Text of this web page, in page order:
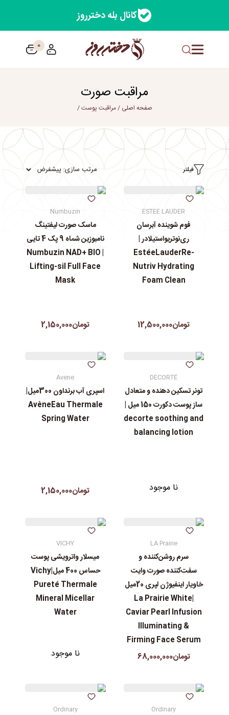
کانال بله دخترروز
0
مراقبت صورت
صفحه اصلی /مراقبت پوست/
فیلتر
ESTEE LAUDER
فوم شوینده آبرسان
ری‌نوتریواستیلادر |
EstéeLauderRe-
Nutriv Hydrating
Foam Clean
تومان12,500,000
Numbuzin
ماسک صورت لیفتینگ
نامبوزین شماه 9 پک 4 تایی
| Numbuzin NAD+ BIO
Lifting-sil Full Face
Mask
تومان2,150,000
DECORTÉ
تونر تسکین دهنده و متعادل
ساز پوست دکورت 150 میل |
decorte soothing and
balancing lotion
نا موجود
Avene
اسپری آب برنداون 300میل|
AvèneEau Thermale
Spring Water
تومان2,150,000
LA Prairie
سرم روشن‌کننده و
سفت‌کننده صورت وایت
خاویار اینفیوژن لپری 20میل
|La Prairie White
Caviar Pearl Infusion
Illuminating &
Firming Face Serum
تومان68,000,000
VICHY
میسلار واترویشی پوست
حساس 400 میل|Vichy
Pureté Thermale
Mineral Micellar
Water
نا موجود
Ordinary
Ordinary